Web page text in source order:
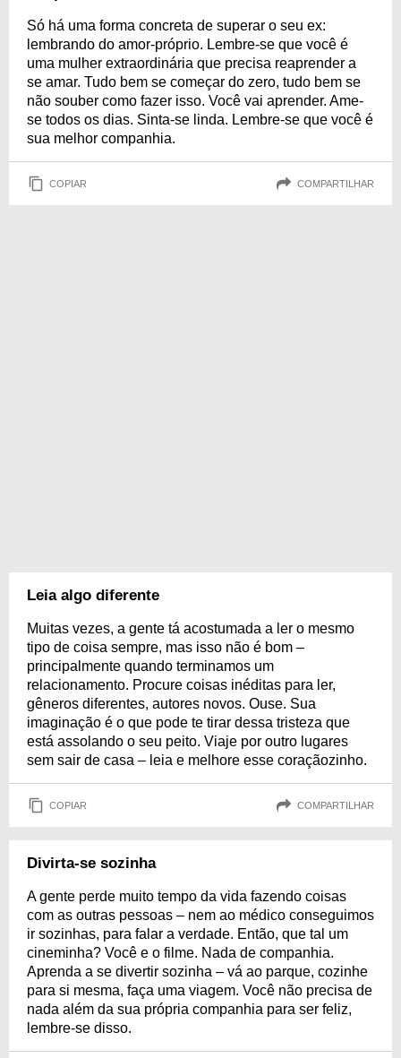
Só há uma forma concreta de superar o seu ex:
lembrando do amor-próprio. Lembre-se que você é
uma mulher extraordinária que precisa reaprender a
se amar. Tudo bem se começar do zero, tudo bem se
não souber como fazer isso. Você vai aprender. Ame-
se todos os dias. Sinta-se linda. Lembre-se que você é
sua melhor companhia.
COPIAR COMPARTILHAR
Leia algo diferente
Muitas vezes, a gente tá acostumada a ler o mesmo
tipo de coisa sempre, mas isso não é bom –
principalmente quando terminamos um
relacionamento. Procure coisas inéditas para ler,
gêneros diferentes, autores novos. Ouse. Sua
imaginação é o que pode te tirar dessa tristeza que
está assolando o seu peito. Viaje por outro lugares
sem sair de casa – leia e melhore esse coraçãozinho.
COPIAR COMPARTILHAR
Divirta-se sozinha
A gente perde muito tempo da vida fazendo coisas
com as outras pessoas – nem ao médico conseguimos
ir sozinhas, para falar a verdade. Então, que tal um
cineminha? Você e o filme. Nada de companhia.
Aprenda a se divertir sozinha – vá ao parque, cozinhe
para si mesma, faça uma viagem. Você não precisa de
nada além da sua própria companhia para ser feliz,
lembre-se disso.